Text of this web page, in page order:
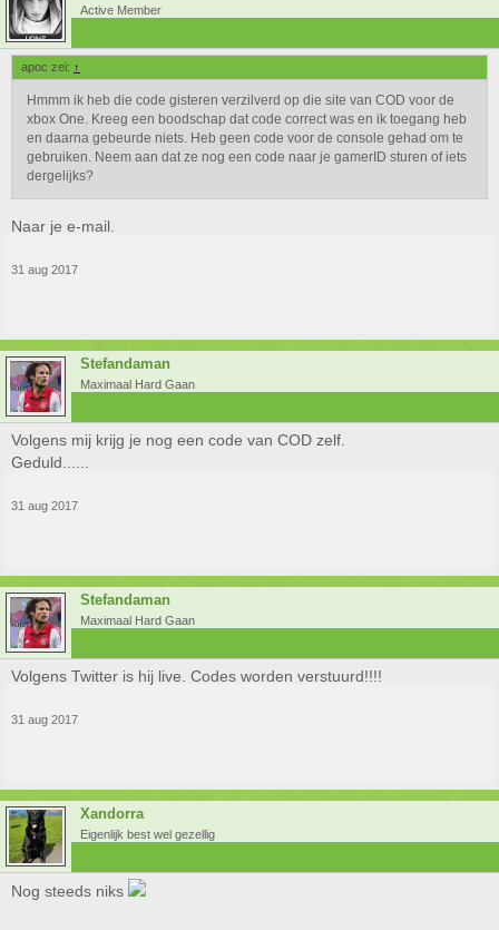
Active Member
apoc zei: ↑
Hmmm ik heb die code gisteren verzilverd op die site van COD voor de
xbox One. Kreeg een boodschap dat code correct was en ik toegang heb
en daarna gebeurde niets. Heb geen code voor de console gehad om te
gebruiken. Neem aan dat ze nog een code naar je gamerID sturen of iets
dergelijks?
Naar je e-mail.
31 aug 2017
Stefandaman
Maximaal Hard Gaan
Volgens mij krijg je nog een code van COD zelf.
Geduld......
31 aug 2017
Stefandaman
Maximaal Hard Gaan
Volgens Twitter is hij live. Codes worden verstuurd!!!!
31 aug 2017
Xandorra
Eigenlijk best wel gezellig
Nog steeds niks